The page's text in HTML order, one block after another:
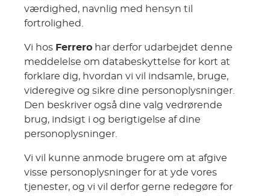
værdighed, navnlig med hensyn til
fortrolighed.
Vi hos Ferrero har derfor udarbejdet denne
meddelelse om databeskyttelse for kort at
forklare dig, hvordan vi vil indsamle, bruge,
videregive og sikre dine personoplysninger.
Den beskriver også dine valg vedrørende
brug, indsigt i og berigtigelse af dine
personoplysninger.
Vi vil kunne anmode brugere om at afgive
visse personoplysninger for at yde vores
tjenester, og vi vil derfor gerne redegøre for